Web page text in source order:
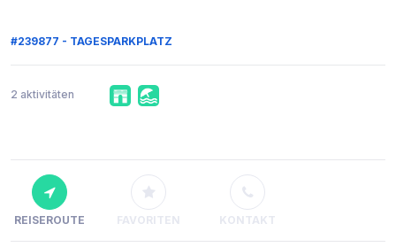
#239877 - TAGESPARKPLATZ
2 aktivitäten
REISEROUTE FAVORITEN KONTAKT